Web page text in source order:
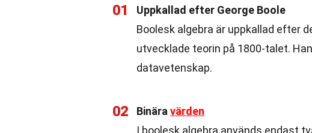
01
Uppkallad efter George Boole
Boolesk algebra är uppkallad efter
utvecklade teorin på 1800-talet.
datavetenskap.
02 Binära värden
I boolesk algebra används endast